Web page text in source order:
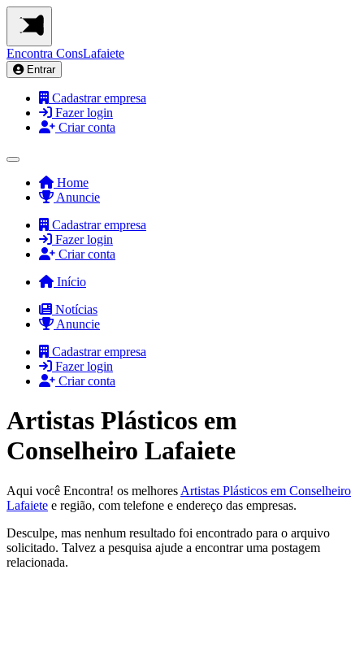
Encontra ConsLafaiete
Entrar
Cadastrar empresa
Fazer login
Criar conta
Home
Anuncie
Cadastrar empresa
Fazer login
Criar conta
Início
Notícias
Anuncie
Cadastrar empresa
Fazer login
Criar conta
Artistas Plásticos em
Conselheiro Lafaiete
Aqui você Encontra! os melhores Artistas Plásticos em Conselheiro
Lafaiete e região, com telefone e endereço das empresas.
Desculpe, mas nenhum resultado foi encontrado para o arquivo
solicitado. Talvez a pesquisa ajude a encontrar uma postagem
relacionada.